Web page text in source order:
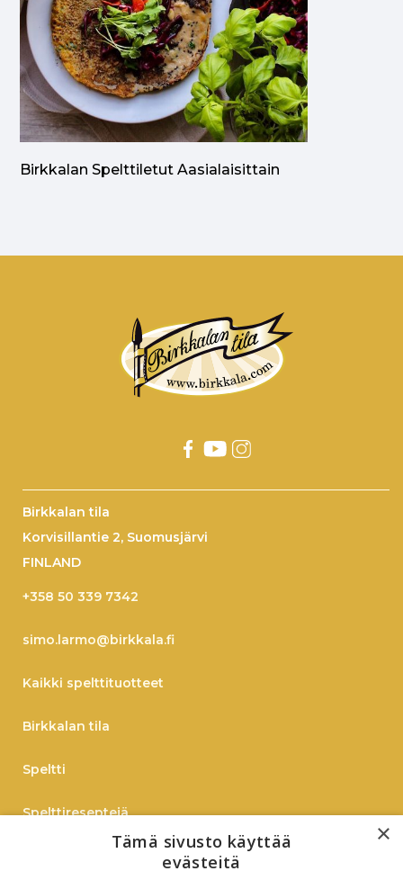
Birkkalan Spelttiletut Aasialaisittain
Birkkalan tila
Korvisillantie 2, Suomusjärvi
FINLAND
+358 50 339 7342
simo.larmo@birkkala.fi
Kaikki spelttituotteet
Birkkalan tila
Speltti
Spelttireseptejä
×
Tämä sivusto käyttää
evästeitä